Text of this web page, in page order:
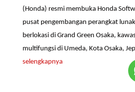
(Honda) resmi membuka Honda
pusat pengembangan perangkat
berlokasi di Grand Green Osaka,
multifungsi di Umeda, Kota Osaka,
selengkapnya